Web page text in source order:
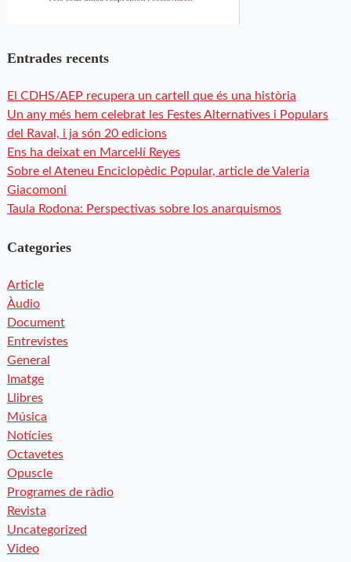
Entrades recents
El CDHS/AEP recupera un cartell que és una història
Un any més hem celebrat les Festes Alternatives i Populars
del Raval, i ja són 20 edicions
Ens ha deixat en Marcel·lí Reyes
Sobre el Ateneu Enciclopèdic Popular, article de Valeria
Giacomoni
Taula Rodona: Perspectivas sobre los anarquismos
Categories
Article
Àudio
Document
Entrevistes
General
Imatge
Llibres
Música
Notícies
Octavetes
Opuscle
Programes de ràdio
Revista
Uncategorized
Video